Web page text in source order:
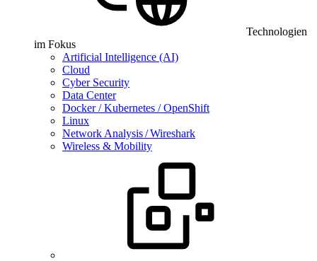
Technologien
im Fokus
Artificial Intelligence (AI)
Cloud
Cyber Security
Data Center
Docker / Kubernetes / OpenShift
Linux
Network Analysis / Wireshark
Wireless & Mobility